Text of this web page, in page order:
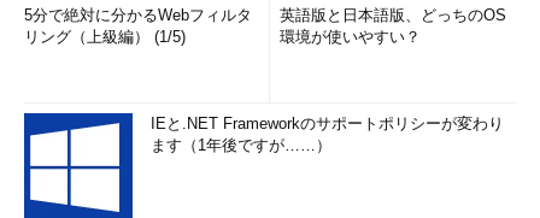
5分で絶対に分かるWebフィルタ
リング（上級編） (1/5)
英語版と日本語版、どっちのOS
環境が使いやすい？
IEと.NET Frameworkのサポートポリシーが変わり
ます（1年後ですが……）